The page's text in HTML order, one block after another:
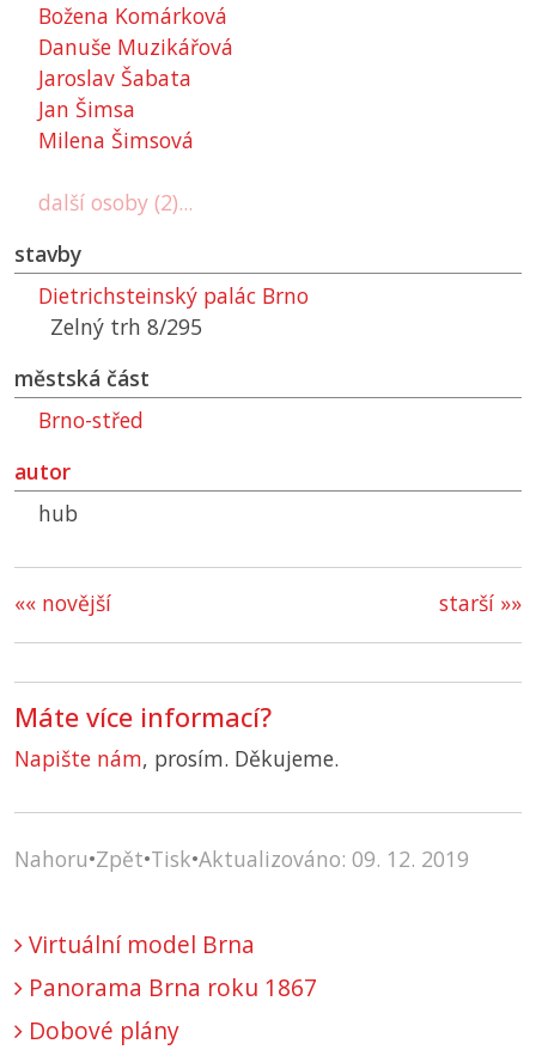
Božena Komárková
Danuše Muzikářová
Jaroslav Šabata
Jan Šimsa
Milena Šimsová
další osoby (2)...
stavby
Dietrichsteinský palác Brno
Zelný trh 8/295
městská část
Brno-střed
autor
hub
starší »»
«« novější
Máte více informací?
Napište nám, prosím. Děkujeme.
Nahoru•Zpět•Tisk•Aktualizováno: 09. 12. 2019
Virtuální model Brna
Panorama Brna roku 1867
Dobové plány